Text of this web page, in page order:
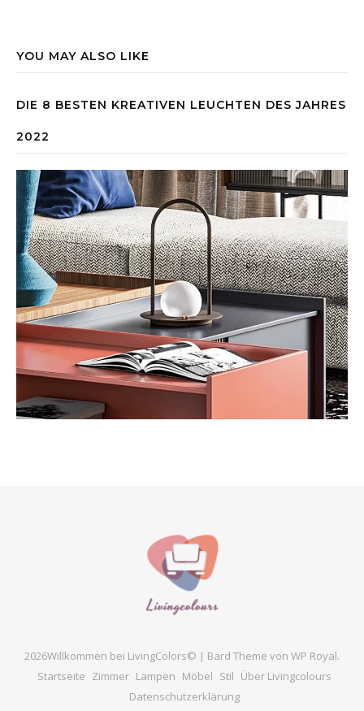
YOU MAY ALSO LIKE
DIE 8 BESTEN KREATIVEN LEUCHTEN DES JAHRES
2022
2026Willkommen bei LivingColors© | Bard Theme von WP Royal.
Startseite Zimmer Lampen Möbel Stil Über Livingcolours
Datenschutzerklärung